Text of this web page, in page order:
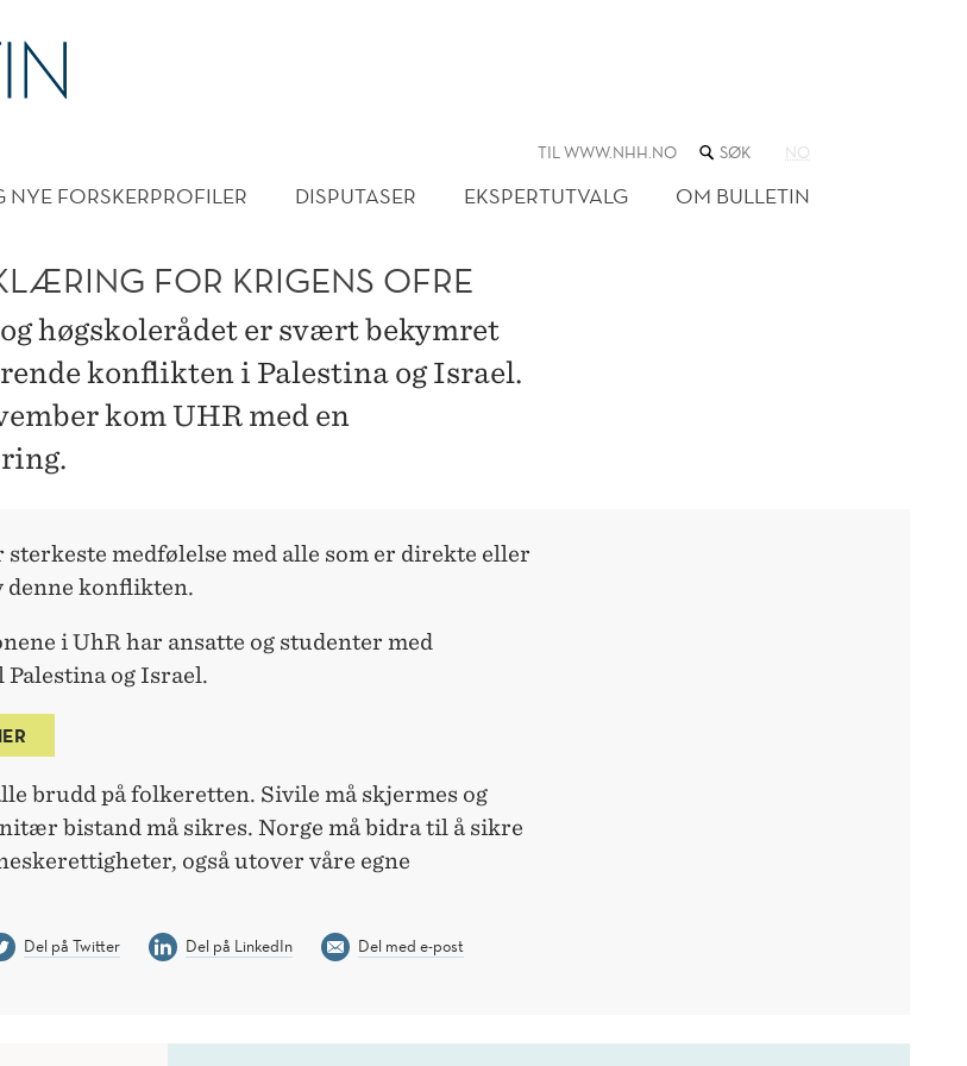
TIL WWW.NHH.NO SØK
NETTSTEDET
NO
NYE FORSKERPROFILER DISPUTASER EKSPERTUTVALG OM BULLETIN
FOR KRIGENS OFRE
høgskolerådet er svært bekymret
konflikten i Palestina og Israel.
kom UHR med en
medfølelse med alle som er direkte eller
konflikten.
i UhR har ansatte og studenter med
og Israel.
brudd på folkeretten. Sivile må skjermes og
bistand må sikres. Norge må bidra til å sikre
også utover våre egne
Del på Twitter Del på LinkedIn Del med e-post